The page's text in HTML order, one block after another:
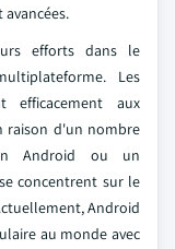
efforts dans le
Les
efficacement aux
raison d'un nombre
Android ou un
concentrent sur le
Android
au monde avec